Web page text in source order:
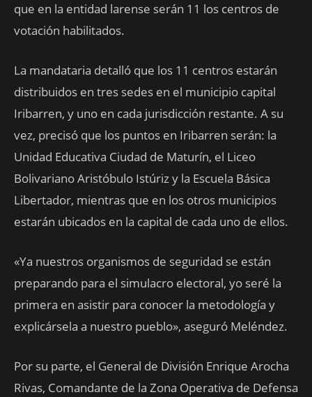
que en la entidad larense serán 11 los centros de
votación habilitados.
La mandataria detalló que los 11 centros estarán
distribuidos en tres sedes en el municipio capital
Iribarren, y uno en cada jurisdicción restante. A su
vez, precisó que los puntos en Iribarren serán: la
Unidad Educativa Ciudad de Maturín, el Liceo
Bolivariano Aristóbulo Istúriz y la Escuela Básica
Libertador, mientras que en los otros municipios
estarán ubicados en la capital de cada uno de ellos.
«Ya nuestros organismos de seguridad se están
preparando para el simulacro electoral, yo seré la
primera en asistir para conocer la metodología y
explicársela a nuestro pueblo», aseguró Meléndez.
Por su parte, el General de División Enrique Arocha
Rivas, Comandante de la Zona Operativa de Defensa